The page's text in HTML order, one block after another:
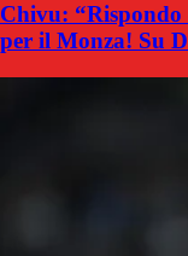
Chivu: “Rispondo
per il Monza! Su